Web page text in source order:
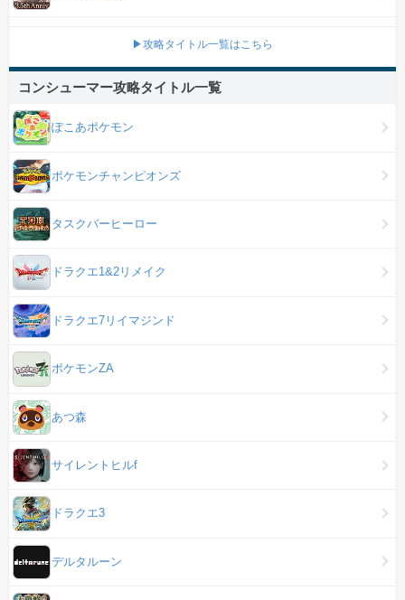
▶攻略タイトル一覧はこちら
コンシューマー攻略タイトル一覧
ぽこあポケモン
ポケモンチャンピオンズ
タスクバーヒーロー
ドラクエ1&2リメイク
ドラクエ7リイマジンド
ポケモンZA
あつ森
サイレントヒルf
ドラクエ3
デルタルーン